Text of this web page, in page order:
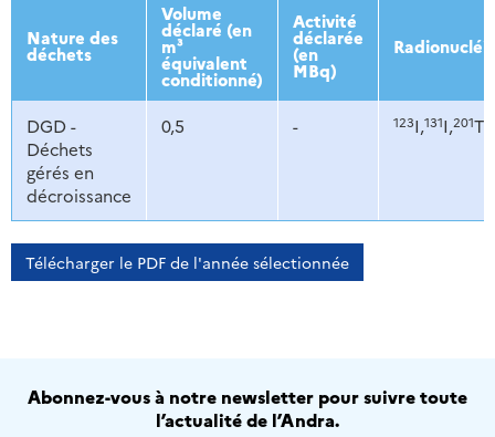
Nature des
déchets
Volume
déclaré (en
m³
équivalent
conditionné)
Activité
déclarée
(en
MBq)
DGD -
Déchets
gérés en
décroissance
0,5 - 123I,131I,201Tl,
Télécharger le PDF de l'année sélectionnée
Abonnez-vous à notre newsletter pour suivre toute
l’actualité de l’Andra.